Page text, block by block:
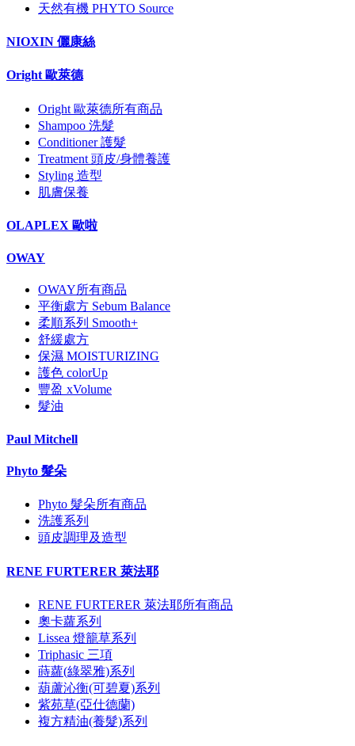
天然有機 PHYTO Source
NIOXIN 儷康絲
Oright 歐萊德
Oright 歐萊德所有商品
Shampoo 洗髮
Conditioner 護髮
Treatment 頭皮/身體養護
Styling 造型
肌膚保養
OLAPLEX 歐啦
OWAY
OWAY所有商品
平衡處方 Sebum Balance
柔順系列 Smooth+
舒緩處方
保濕 MOISTURIZING
護色 colorUp
豐盈 xVolume
髮油
Paul Mitchell
Phyto 髮朵
Phyto 髮朵所有商品
洗護系列
頭皮調理及造型
RENE FURTERER 萊法耶
RENE FURTERER 萊法耶所有商品
奧卡蘿系列
Lissea 燈籠草系列
Triphasic 三項
蒔蘿(綠翠雅)系列
葫蘆沁衡(可碧夏)系列
紫苑草(亞仕德蘭)
複方精油(養髮)系列